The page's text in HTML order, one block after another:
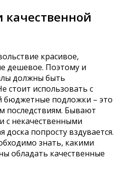
качественной
красивое,
дешевое. Поэтому и
должны быть
стоит использовать с
бюджетные подложки – это
последствиям. Бывают
с некачественными
попросту вздувается.
знать, какими
обладать качественные